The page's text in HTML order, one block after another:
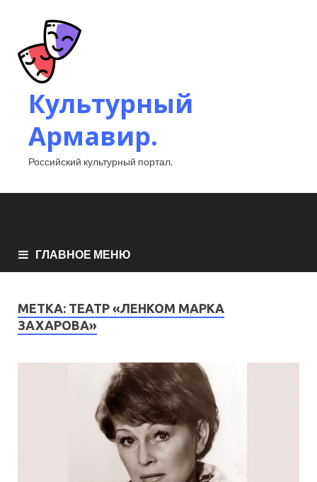
Культурный
Армавир.
Российский культурный портал.
ГЛАВНОЕ МЕНЮ
МЕТКА: ТЕАТР «ЛЕНКОМ МАРКА
ЗАХАРОВА»